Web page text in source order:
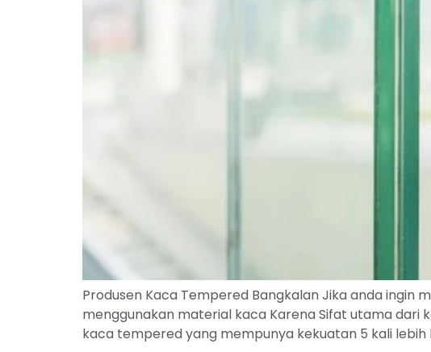
Produsen Kaca Tempered Bangkalan Jika anda ingin
menggunakan material kaca Karena Sifat utama dari
kaca tempered yang mempunya kekuatan 5 kali